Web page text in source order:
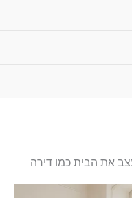
את הבית כמו דירה